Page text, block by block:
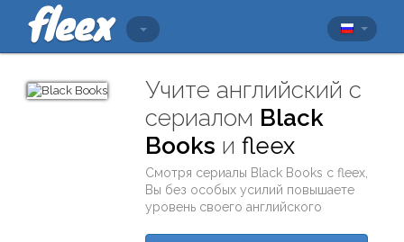
Учите английский с
сериалом Black
Books иfleex
Смотря сериалы Black Books сfleex
Вы без особых усилий повышаете
уровень своего английского